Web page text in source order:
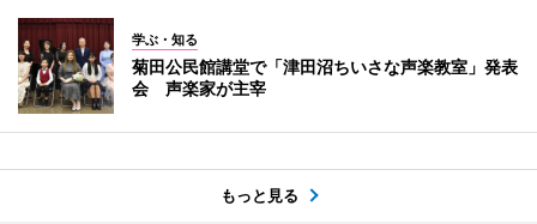
学ぶ・知る
菊田公民館講堂で「津田沼ちいさな声楽教室」発表
会 声楽家が主宰
もっと見る